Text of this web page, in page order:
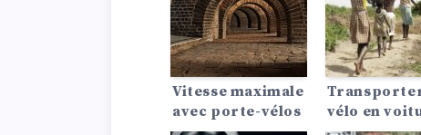
Vitesse maximale
avec porte-vélos
: ce que tu dois
vélo en
C’est